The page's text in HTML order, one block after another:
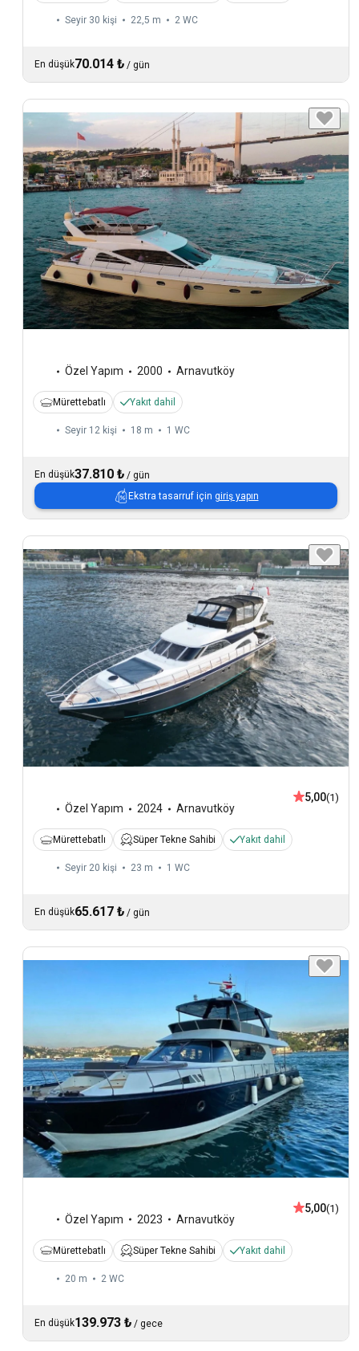
Seyir 30 kişi 22,5 m 2 WC
En düşük70.014 ₺ / gün
Özel Yapım 2000 Arnavutköy
Mürettebatlı Yakıt dahil
Seyir 12 kişi 18 m 1 WC
En düşük37.810 ₺ / gün
Ekstra tasarruf için giriş yapın
Özel Yapım 2024 Arnavutköy
5,00(1)
Mürettebatlı Süper Tekne Sahibi Yakıt dahil
Seyir 20 kişi 23 m 1 WC
En düşük65.617 ₺ / gün
Özel Yapım 2023 Arnavutköy
5,00(1)
Mürettebatlı Süper Tekne Sahibi Yakıt dahil
20 m 2 WC
En düşük139.973 ₺ / gece